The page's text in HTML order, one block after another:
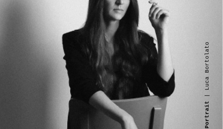
Portrait
| Luca Bortolato